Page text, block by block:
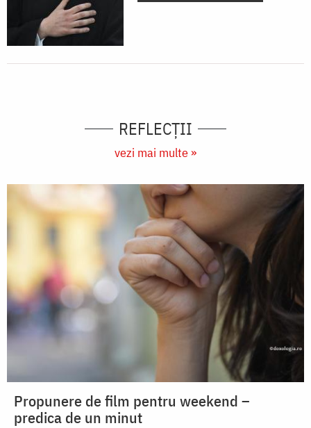
REFLECȚII
vezi mai multe »
Propunere de film pentru weekend –
predica de un minut